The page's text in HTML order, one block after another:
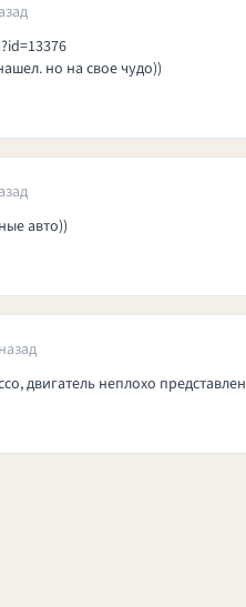
13376
но на свое чудо))
авто))
двигатель неплохо представлен